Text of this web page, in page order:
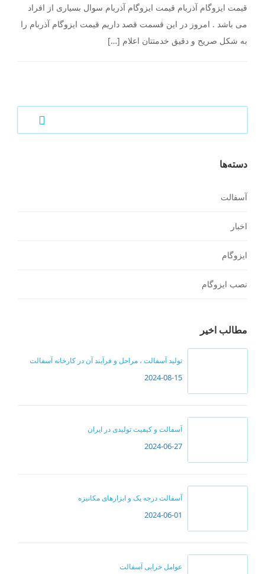
قیمت ایزوگام آذربام قیمت ایزوگام آذربام سوال بسیاری از افراد
می باشد . امروز در این قسمت قصد داریم قیمت ایزوگام آذربام را
به شکل صریح و دقیق خدمتتان اعلام […]
دسته‌ها
آسفالت
اخبار
ایزوگام
نصب ایزوگام
مطالب اخیر
تولید آسفالت ، مراحل و فرآیند آن در کارخانه آسفالت
2024-08-15
آسفالت و کیفیت تولیدی در ایران
2024-06-27
آسفالت درجه یک و ابزارهای مکانیزه
2024-06-01
عوامل خرابی آسفالت